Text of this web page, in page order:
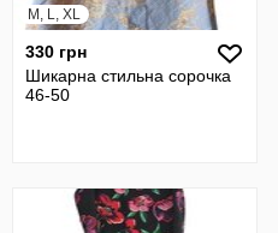
M, L, XL
330 грн
Шикарна стильна сорочка
46-50